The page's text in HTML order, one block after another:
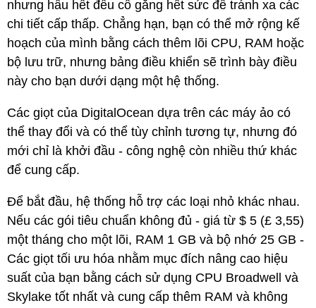
nhưng hầu hết đều cố gắng hết sức để tránh xa các
chi tiết cấp thấp. Chẳng hạn, bạn có thể mở rộng kế
hoạch của mình bằng cách thêm lõi CPU, RAM hoặc
bộ lưu trữ, nhưng bảng điều khiển sẽ trình bày điều
này cho bạn dưới dạng một hệ thống.
Các giọt của DigitalOcean dựa trên các máy ảo có
thể thay đổi và có thể tùy chỉnh tương tự, nhưng đó
mới chỉ là khởi đầu - công nghệ còn nhiều thứ khác
để cung cấp.
Để bắt đầu, hệ thống hỗ trợ các loại nhỏ khác nhau.
Nếu các gói tiêu chuẩn không đủ - giá từ $ 5 (£ 3,55)
một tháng cho một lõi, RAM 1 GB và bộ nhớ 25 GB -
Các giọt tối ưu hóa nhằm mục đích nâng cao hiệu
suất của bạn bằng cách sử dụng CPU Broadwell và
Skylake tốt nhất và cung cấp thêm RAM và không